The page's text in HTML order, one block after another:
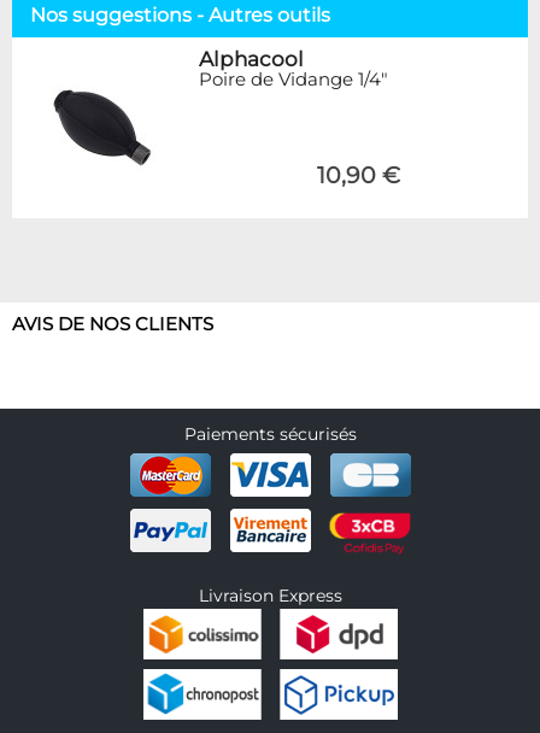
Nos suggestions - Autres outils
Alphacool
Poire de Vidange 1/4"
10,90 €
AVIS DE NOS CLIENTS
Paiements sécurisés
Livraison Express